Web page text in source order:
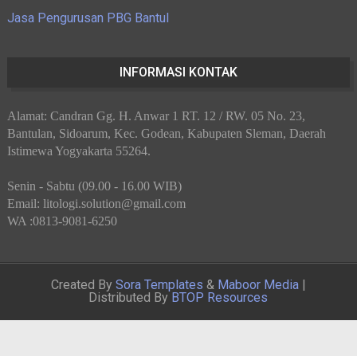
Jasa Pengurusan PBG Bantul
INFORMASI KONTAK
Alamat: Candran Gg. H. Anwar 1 RT. 12 / RW. 05 No. 23,
Bantulan, Sidoarum, Kec. Godean, Kabupaten Sleman, Daerah
Istimewa Yogyakarta 55264.
Senin - Sabtu (09.00 - 16.00 WIB)
Email: litologi.solution@gmail.com
WA :0813-9081-6250
Created By Sora Templates & Maboor Media|
Distributed By BTOP Resources